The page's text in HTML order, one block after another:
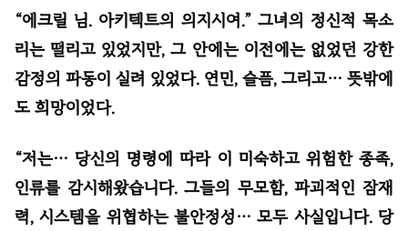
“에크릴 님. 아키텍트의 의지시여.” 그녀의 정신적 목소
리는 떨리고 있었지만, 그 안에는 이전에는 없었던 강한
감정의 파동이 실려 있었다. 연민, 슬픔, 그리고… 뜻밖에
도 희망이었다.
“저는… 당신의 명령에 따라 이 미숙하고 위험한 종족,
인류를 감시해왔습니다. 그들의 무모함, 파괴적인 잠재
력, 시스템을 위협하는 불안정성… 모두 사실입니다. 당